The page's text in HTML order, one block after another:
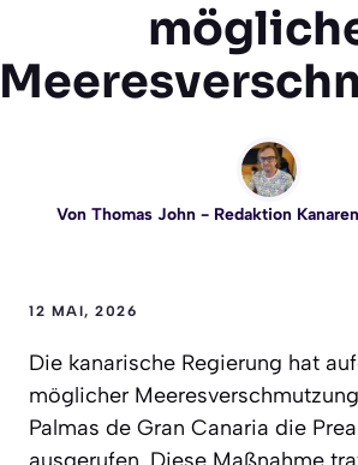
Von Thomas John- Redaktion
12 MAI, 2026
Die kanarische Regierung hat
möglicher
Palmas de Gran Canaria die
ausgerufen. Diese Maßnahme